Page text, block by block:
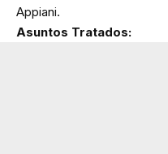
Appiani.
Asuntos Tratados: